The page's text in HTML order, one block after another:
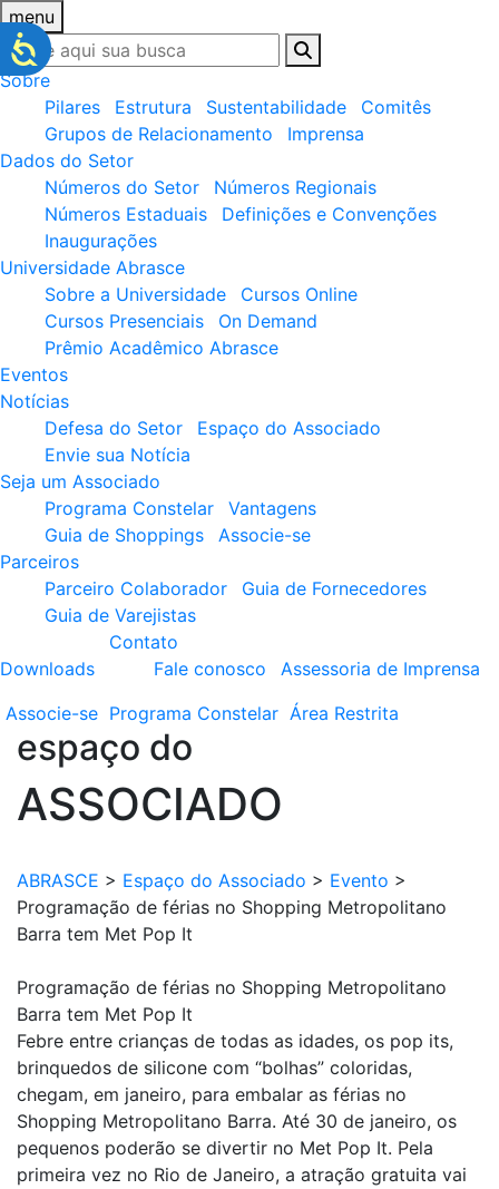
menu
Sobre
Pilares
Estrutura Sustentabilidade
Comitês
Grupos de Relacionamento
Imprensa
Dados do Setor
Números do Setor
Números Regionais
Números Estaduais
Definições e Convenções
Inaugurações
Universidade Abrasce
Sobre a Universidade
Cursos Online
Cursos Presenciais
On Demand
Prêmio Acadêmico Abrasce
Eventos
Notícias
Defesa do Setor
Espaço do Associado
Envie sua Notícia
Seja um Associado
Programa Constelar
Vantagens
Guia de Shoppings
Associe-se
Parceiros
Parceiro Colaborador
Guia de Fornecedores
Guia de Varejistas
Downloads
Contato
Fale conosco
Assessoria de Imprensa
Associe-se Programa Constelar Área Restrita
espaço do
ASSOCIADO
ABRASCE > Espaço do Associado > Evento >
Programação de férias no Shopping Metropolitano
Barra tem Met Pop It
Programação de férias no Shopping Metropolitano
Barra tem Met Pop It
Febre entre crianças de todas as idades, os pop its,
brinquedos de silicone com “bolhas” coloridas,
chegam, em janeiro, para embalar as férias no
Shopping Metropolitano Barra. Até 30 de janeiro, os
pequenos poderão se divertir no Met Pop It. Pela
primeira vez no Rio de Janeiro, a atração gratuita vai